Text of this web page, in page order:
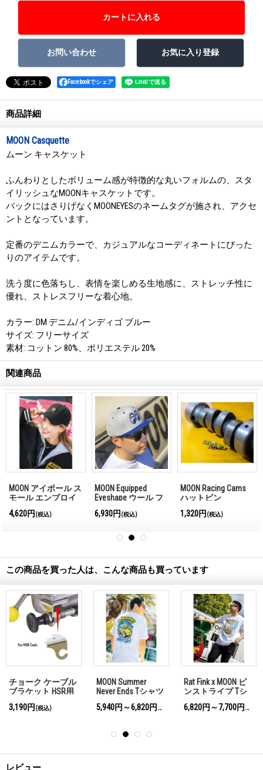
Facebookでシェア
商品詳細
MOON Casquette
ムーン キャスケット
ふんわりとしたボリューム感が特徴的な丸いフォルムの、スタ
イリッシュなMOONキャスケットです。
バックにはさりげなくMOONEYESのネームタグが施され、アクセ
ントとなっています。
定番のデニムカラーで、カジュアルなコーディネートにぴった
りのアイテムです。
洗う度に色落ちし、表情を楽しめる生地感に、ストレッチ性に
優れ、ストレスフリーな着心地。
カラー: DM デニム/インディゴ ブルー
サイズ: フリーサイズ
素材: コットン 80%、ポリエステル 20%
関連商品
MOON アイボール ス
モール エンブロイ
4,620円 (税込)
MOON Equipped
Eyeshape ウール フ
ャップ
6,930円 (税込)
MOON Racing Cams
ハットピン
1,320円 (税込)
この商品を買った人は、こんな商品も買っています
チョーク ケーブル
ブラケット HSR用
3,190円 (税込)
MOON Summer
Never Ends Tシャツ
5,940円～6,820円
(税込)
Rat Fink x MOON ピ
ンストライプ Tシ
6,820円～7,700円
(税込)
レビュー